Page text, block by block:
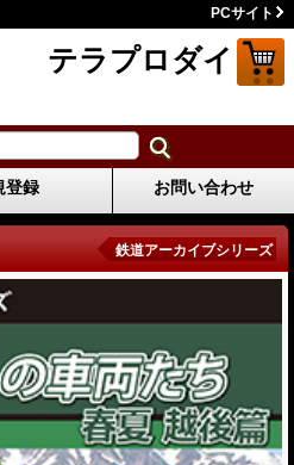
PCサイト
テラプロダイ
登録 お問い合わせ
鉄道アーカイブシリーズ